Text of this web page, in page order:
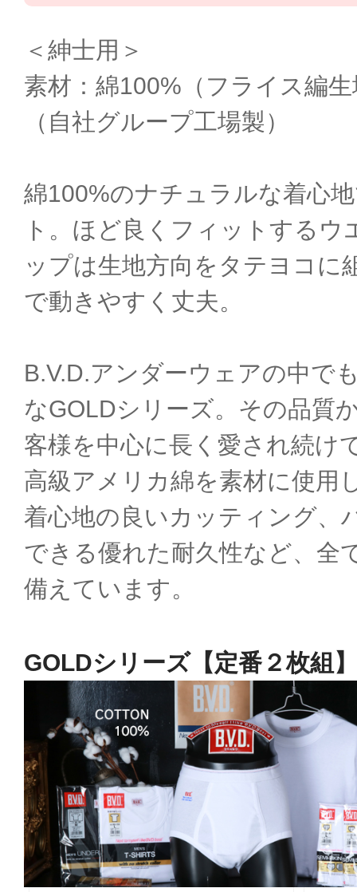
＜紳士用＞
素材：綿100%（フライス編
（自社グループ工場製）
綿100%のナチュラルな着心
ト。ほど良くフィットするウ
ップは生地方向をタテヨコに
で動きやすく丈夫。
B.V.D.アンダーウェアの中で
なGOLDシリーズ。その品質
客様を中心に長く愛され続け
高級アメリカ綿を素材に使用
着心地の良いカッティング、
できる優れた耐久性など、全
備えています。
GOLDシリーズ【定番２枚組】